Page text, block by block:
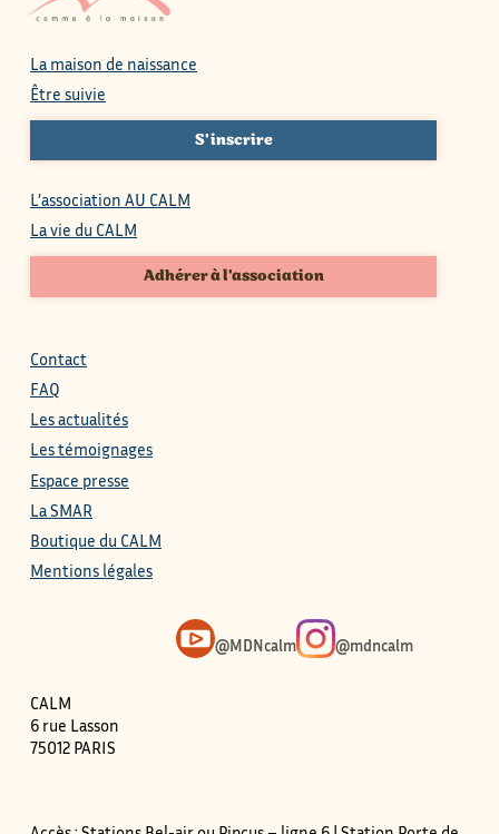
La maison de naissance
Être suivie
S'inscrire
L’association AU CALM
La vie du CALM
Adhérer à l'association
Contact
FAQ
Les actualités
Les témoignages
Espace presse
La SMAR
Boutique du CALM
Mentions légales
@MDNcalm @mdncalm
CALM
6 rue Lasson
75012 PARIS